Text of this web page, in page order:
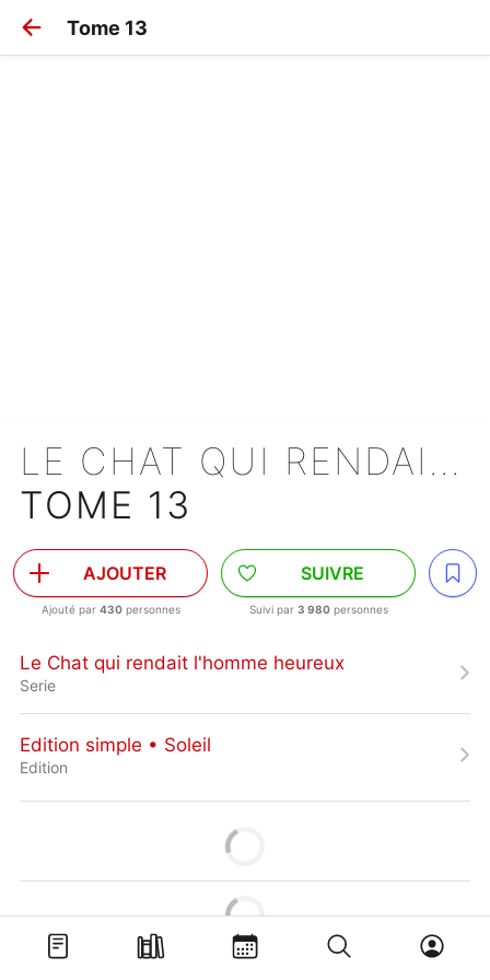
Tome 13
LE CHAT QUI RENDAIT L'HOMME HEUREUX
TOME 13
AJOUTER
Ajouté par 430personnes
SUIVRE
Suivi par 3 980personnes
Le Chat qui rendait l'homme heureux
Serie
Edition simple • Soleil
Edition